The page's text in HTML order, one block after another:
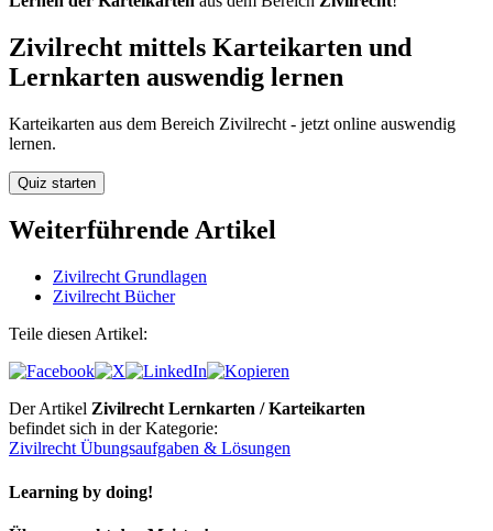
Zivilrecht mittels Karteikarten und
Lernkarten auswendig lernen
Karteikarten aus dem Bereich Zivilrecht - jetzt online auswendig
lernen.
Weiterführende Artikel
Zivilrecht Grundlagen
Zivilrecht Bücher
Teile diesen Artikel:
Der Artikel Zivilrecht Lernkarten / Karteikarten
befindet sich in der Kategorie:
Zivilrecht Übungsaufgaben & Lösungen
Learning by doing!